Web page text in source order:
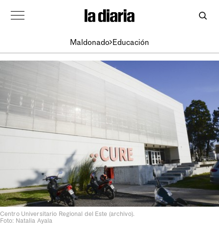
Maldonado Educación
Centro Universitario Regional del Este (archivo).
Foto: Natalia Ayala